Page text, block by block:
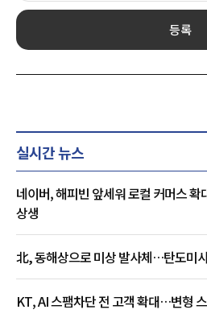
등록
실시간 뉴스
네이버, 해피빈 앞세워 로컬 커머스
상생
北, 동해상으로 미상 발사체…탄도미
KT, AI 스팸차단 전 고객 확대…변형